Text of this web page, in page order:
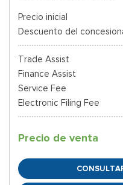
Precio inicial
Descuento del
Trade Assist
Finance Assist
Service Fee
Electronic Filing Fee
Precio de venta